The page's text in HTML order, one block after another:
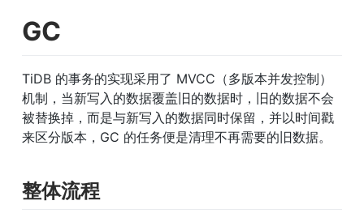
GC
TiDB 的事务的实现采用了 MVCC（多版本并发控制）
机制，当新写入的数据覆盖旧的数据时，旧的数据不会
被替换掉，而是与新写入的数据同时保留，并以时间戳
来区分版本，GC 的任务便是清理不再需要的旧数据。
整体流程